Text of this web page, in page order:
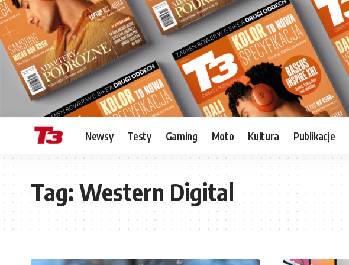
Newsy Testy Gaming Moto Kultura Publikacje
Tag:Western Digital